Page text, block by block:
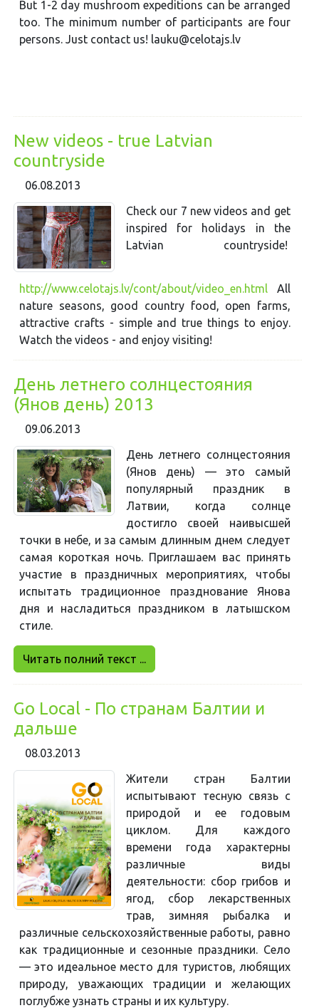
But 1-2 day mushroom expeditions can be arranged
too. The minimum number of participants are four
persons. Just contact us! lauku@celotajs.lv
New videos - true Latvian
countryside
06.08.2013
Check our 7 new videos and get
inspired for holidays in the
Latvian countryside!
http://www.celotajs.lv/cont/about/video_en.html All
nature seasons, good country food, open farms,
attractive crafts - simple and true things to enjoy.
Watch the videos - and enjoy visiting!
День летнего солнцестояния
(Янов день) 2013
09.06.2013
День летнего солнцестояния
(Янов день) — это самый
популярный праздник в
Латвии, когда солнце
достигло своей наивысшей
точки в небе, и за самым длинным днем следует
самая короткая ночь. Приглашаем вас принять
участие в праздничных мероприятиях, чтобы
испытать традиционное празднование Янова
дня и насладиться праздником в латышском
стиле.
Читать полний текст ...
Go Local - По странам Балтии и
дальше
08.03.2013
Жители стран Балтии
испытывают тесную связь с
природой и ее годовым
циклом. Для каждого
времени года характерны
различные виды
деятельности: сбор грибов и
ягод, сбор лекарственных
трав, зимняя рыбалка и
различные сельскохозяйственные работы, равно
как традиционные и сезонные праздники. Село
— это идеальное место для туристов, любящих
природу, уважающих традиции и желающих
поглубже узнать страны и их культуру.